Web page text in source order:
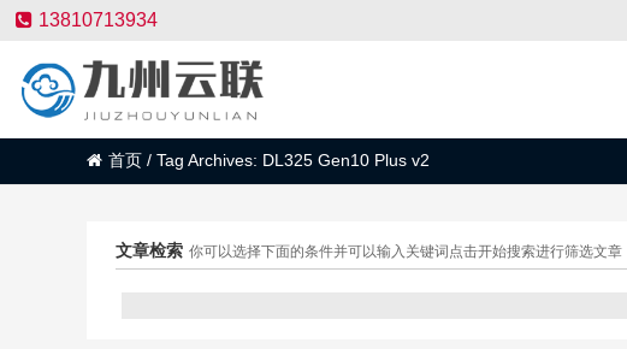
13810713934
首页 / Tag Archives: DL325 Gen10 Plus v2
文章检索 你可以选择下面的条件并可以输入关键词点击开始搜索进行筛选文章